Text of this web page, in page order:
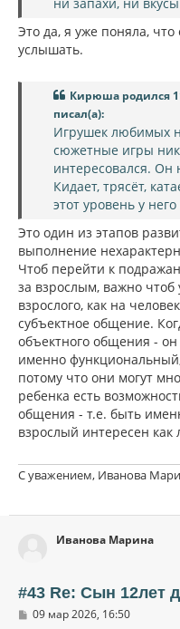
Это да, я уже поняла, что
услышать.
Кирюша родился
писал(а):
Игрушек любимых
сюжетные игры
интересовался. Он
Кидает, трясёт,
этот уровень у
Это один из этапов
выполнение
Чтоб перейти к
за взрослым, важно
взрослого, как на
субъектное общение.
объектного общения -
именно
потому что они могут
ребенка есть
общения - т.е. быть
взрослый интересен как
С уважением, Иванова
Иванова Марина
#43 Re: Сын 12лет
С09 мар 2026, 16:50